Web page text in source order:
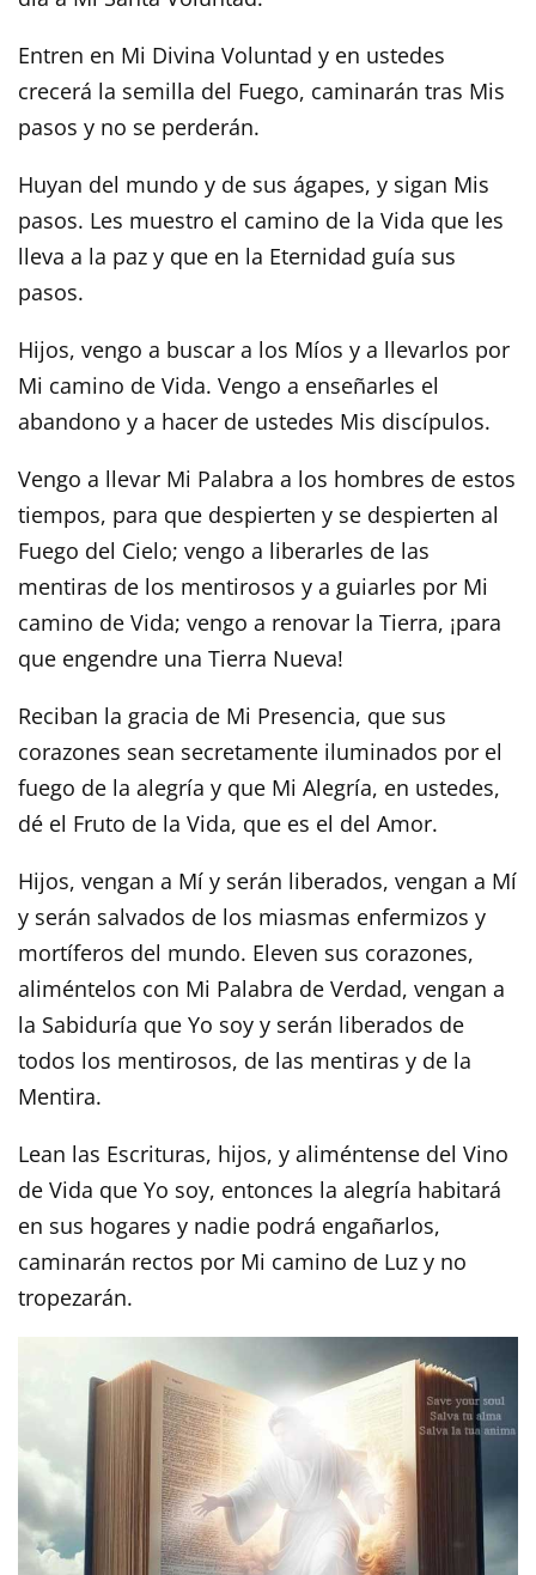
Entren en Mi Divina Voluntad y en ustedes
crecerá la semilla del Fuego, caminarán tras Mis
pasos y no se perderán.
Huyan del mundo y de sus ágapes, y sigan Mis
pasos. Les muestro el camino de la Vida que les
lleva a la paz y que en la Eternidad guía sus
pasos.
Hijos, vengo a buscar a los Míos y a llevarlos por
Mi camino de Vida. Vengo a enseñarles el
abandono y a hacer de ustedes Mis discípulos.
Vengo a llevar Mi Palabra a los hombres de estos
tiempos, para que despierten y se despierten al
Fuego del Cielo; vengo a liberarles de las
mentiras de los mentirosos y a guiarles por Mi
camino de Vida; vengo a renovar la Tierra, ¡para
que engendre una Tierra Nueva!
Reciban la gracia de Mi Presencia, que sus
corazones sean secretamente iluminados por el
fuego de la alegría y que Mi Alegría, en ustedes,
dé el Fruto de la Vida, que es el del Amor.
Hijos, vengan a Mí y serán liberados, vengan a Mí
y serán salvados de los miasmas enfermizos y
mortíferos del mundo. Eleven sus corazones,
aliméntelos con Mi Palabra de Verdad, vengan a
la Sabiduría que Yo soy y serán liberados de
todos los mentirosos, de las mentiras y de la
Mentira.
Lean las Escrituras, hijos, y aliméntense del Vino
de Vida que Yo soy, entonces la alegría habitará
en sus hogares y nadie podrá engañarlos,
caminarán rectos por Mi camino de Luz y no
tropezarán.